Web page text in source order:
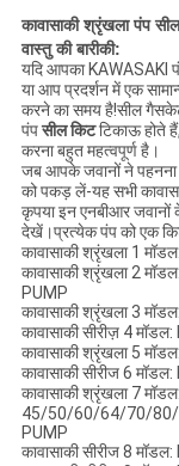
कावासाकी श्रृंखला पंप
वास्तु की बारीकी:
यदि आपका KAWASAKI
या आप प्रदर्शन में एक
करने का समय है!सील
पंपसील किटटिकाऊ होते
करना बहुत महत्वपूर्ण है।
जब आपके जवानों ने पहनना
को पकड़ लें-यह सभी
कृपया इन एनबीआर
देखें।प्रत्येक पंप को एक
कावासाकी श्रृंखला 1
कावासाकी श्रृंखला 2
PUMP
कावासाकी श्रृंखला 3
कावासाकी सीरीज़ 4
कावासाकी श्रृंखला 5
कावासाकी सीरीज 6
कावासाकी श्रृंखला 7
45/50/60/64/70/
PUMP
कावासाकी सीरीज 8